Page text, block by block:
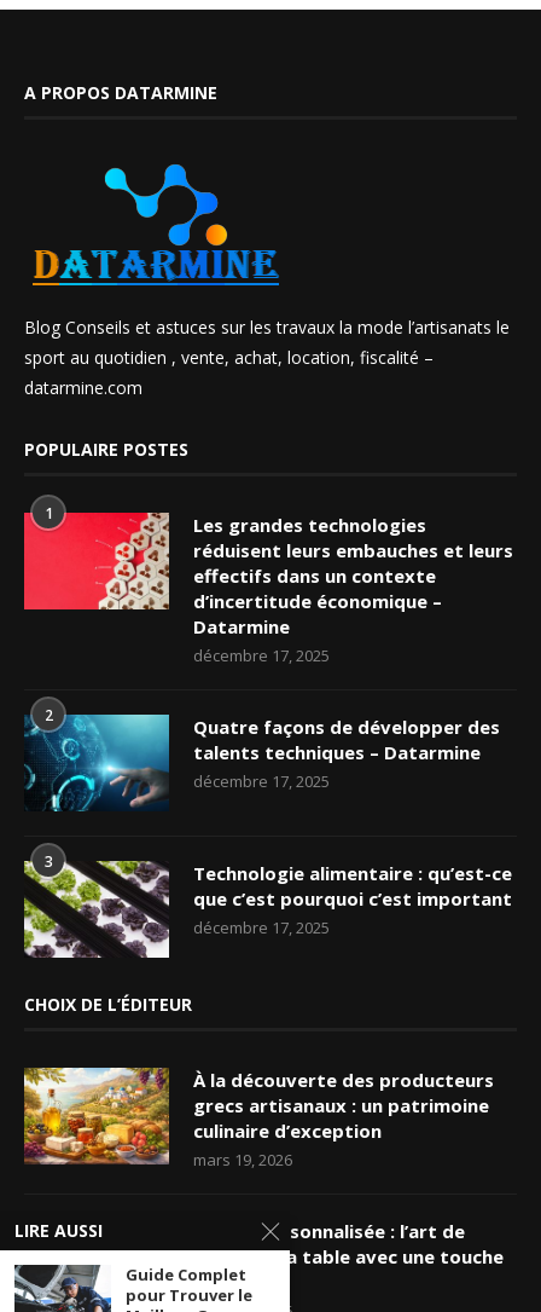
A PROPOS DATARMINE
Blog Conseils et astuces sur les travaux la mode l’artisanats le
sport au quotidien , vente, achat, location, fiscalité –
datarmine.com
POPULAIRE POSTES
1
Les grandes technologies
réduisent leurs embauches et leurs
effectifs dans un contexte
d’incertitude économique –
Datarmine
décembre 17, 2025
2
Quatre façons de développer des
talents techniques – Datarmine
décembre 17, 2025
3
Technologie alimentaire : qu’est-ce
que c’est pourquoi c’est important
décembre 17, 2025
CHOIX DE L’ÉDITEUR
À la découverte des producteurs
grecs artisanaux : un patrimoine
culinaire d’exception
mars 19, 2026
Nappe personnalisée : l’art de
sublimer sa table avec une touche
unique
LIRE AUSSI
Guide Complet
pour Trouver le